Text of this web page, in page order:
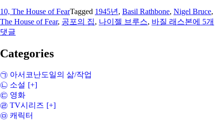
10, The House of FearTagged 1945년 , Basil Rathbone, Nigel Bruce,
The House of Fear, 공포의 집, 나이젤 브루스, 바질 래스본The
에 5개
댓글
Categories
㉠ 아서코난도일의 삶/작업
㉡ 소설 [+]
㉢ 영화
㉣ TV시리즈 [+]
㉤ 캐릭터